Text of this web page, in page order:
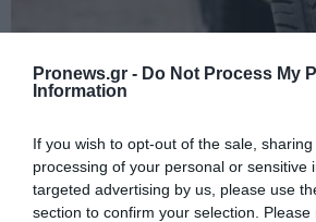
Pronews.gr - Do Not Process My
Information
If you wish to opt-out of the sale,
processing of your personal or sensitive
targeted advertising by us, please use
section to confirm your selection.
PRONEWS.GR /AUTO - MOTO
Δεν είναι μόνο θέμα
μικρές αυλακώσεις στα
παίζουν τεράστιο ρόλο